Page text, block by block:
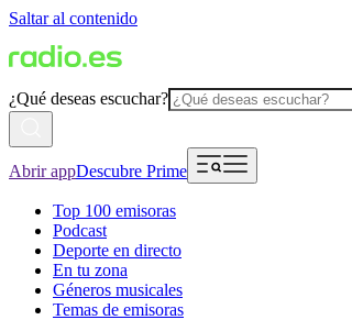
Saltar al contenido
¿Qué deseas escuchar?
Abrir appDescubre Prime
Top 100 emisoras
Podcast
Deporte en directo
En tu zona
Géneros musicales
Temas de emisoras